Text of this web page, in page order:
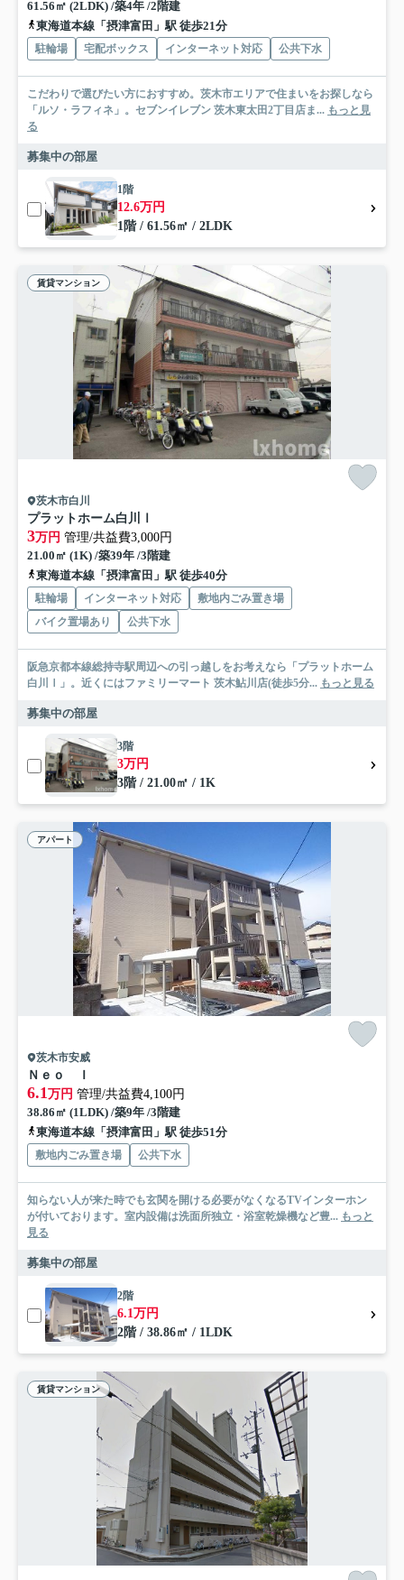
61.56㎡ (2LDK) /築4年 /2階建
東海道本線「摂津富田」駅 徒歩21分
駐輪場 宅配ボックス インターネット対応 公共下水
こだわりで選びたい方におすすめ。茨木市エリアで住まいをお探しなら
「ルソ・ラフィネ」。セブンイレブン 茨木東太田2丁目店ま... もっと見
る
募集中の部屋
1階
12.6万円
1階 / 61.56㎡ / 2LDK
賃貸マンション
茨木市白川
プラットホーム白川Ⅰ
3万円 管理/共益費3,000円
21.00㎡ (1K) /築39年 /3階建
東海道本線「摂津富田」駅 徒歩40分
駐輪場 インターネット対応
敷地内ごみ置き場
バイク置場あり
公共下水
阪急京都本線総持寺駅周辺への引っ越しをお考えなら「プラットホーム
白川Ⅰ」。近くにはファミリーマート 茨木鮎川店(徒歩5分... もっと見る
募集中の部屋
3階
3万円
3階 / 21.00㎡ / 1K
アパート
茨木市安威
Ｎｅｏ Ｉ
6.1万円 管理/共益費4,100円
38.86㎡ (1LDK) /築9年 /3階建
東海道本線「摂津富田」駅 徒歩51分
敷地内ごみ置き場 公共下水
知らない人が来た時でも玄関を開ける必要がなくなるTVインターホン
が付いております。室内設備は洗面所独立・浴室乾燥機など豊... もっと
見る
募集中の部屋
2階
6.1万円
2階 / 38.86㎡ / 1LDK
賃貸マンション